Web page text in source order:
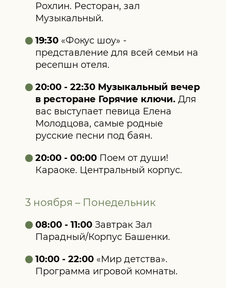
Рохлин. Ресторан, зал
Музыкальный.
19:30 «Фокус шоу» -
представление для всей семьи на
ресепшн отеля.
20:00 - 22:30 Музыкальный вечер
в ресторане Горячие ключи. Для
вас выступает певица Елена
Молодцова, самые родные
русские песни под баян.
20:00 - 00:00 Поем от души!
Караоке. Центральный корпус.
3 ноября – Понедельник
08:00 - 11:00 Завтрак Зал
Парадный/Корпус Башенки.
10:00 - 22:00 «Мир детства».
Программа игровой комнаты.